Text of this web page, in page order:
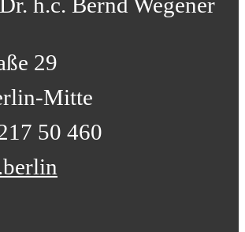
29
Mitte
50 460